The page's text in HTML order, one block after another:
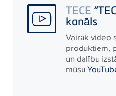
TECE
kanāls
Vairāk video
produktiem,
un dalību
mūsu